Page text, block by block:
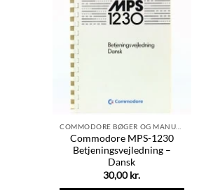
Commodore MPS-1230
Betjeningsvejledning –
Dansk
30,00kr.